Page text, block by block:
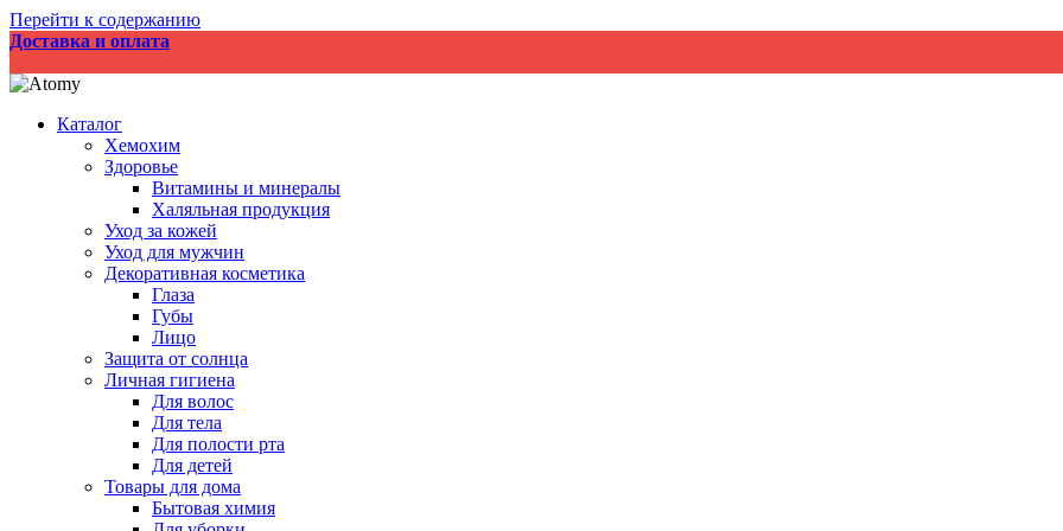
Перейти к содержанию
Доставка и оплата
Каталог
Хемохим
Здоровье
Витамины и минералы
Халяльная продукция
Уход за кожей
Уход для мужчин
Декоративная косметика
Глаза
Губы
Лицо
Защита от солнца
Личная гигиена
Для волос
Для тела
Для полости рта
Для детей
Товары для дома
Бытовая химия